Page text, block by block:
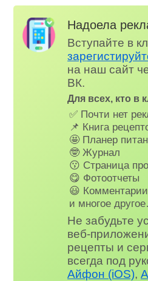
Надоела
Вступайте в
на наш сайт
ВК.
Для всех, кто в
✅ Почти нет
📌 Книга
🤩 Планер
🤓 Журнал
😗 Страница
😋 Фотоотчеты
😃 Комментарии
и многое
Не забудьте
веб-
рецепты и
всегда под
Айфон (iOS),